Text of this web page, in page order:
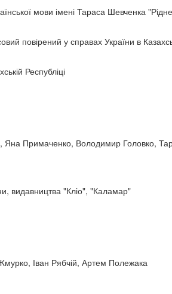
мови імені Тараса Шевченка
повірений у справах України в
Республіці
Примаченко, Володимир Головко,
видавництва "Кліо", "Каламар"
Іван Рябчій, Артем Полежака